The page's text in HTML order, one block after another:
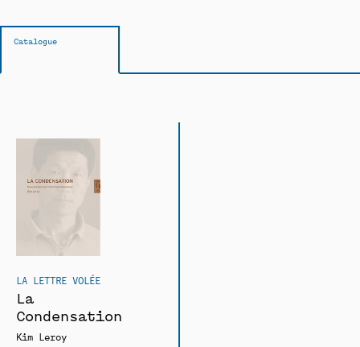
Catalogue
LA LETTRE VOLÉE
La
Condensation
Kim Leroy